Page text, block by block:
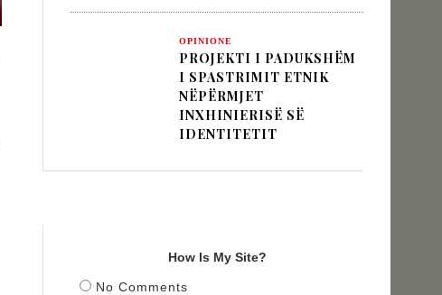
OPINIONE
PROJEKTI I PADUKSHËM
I SPASTRIMIT ETNIK
NËPËRMJET
INXHINIERISË SË
IDENTITETIT
How Is My Site?
No Comments